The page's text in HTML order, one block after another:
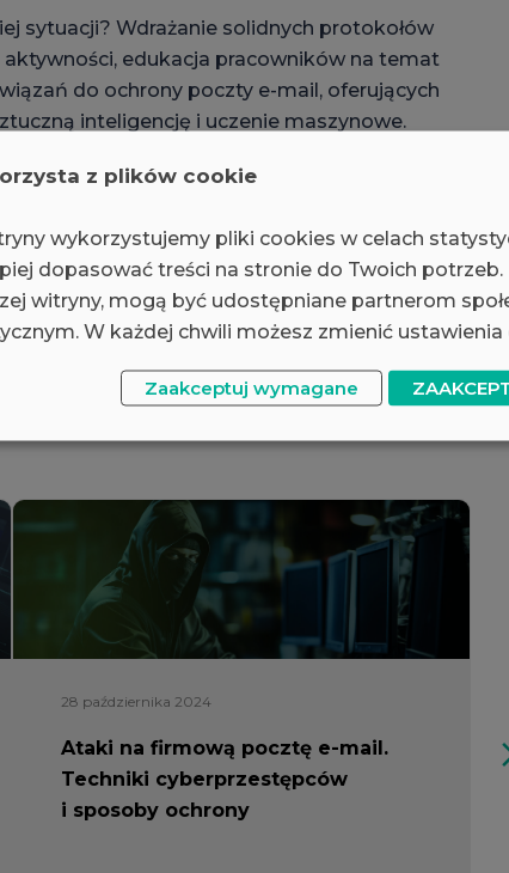
sytuacji? Wdrażanie solidnych protokołów
edukacja pracowników na temat
do ochrony poczty e-mail, oferujących
inteligencję i uczenie maszynowe.
typu ataków do skrzynek odbiorczych
28 października 2024
Ataki na firmową pocztę e-mail.
Techniki cyberprzestępców
i sposoby ochrony
z plików cookie
wykorzystujemy pliki cookies w celach
dopasować treści na stronie do Twoich
witryny, mogą być udostępniane partnerom
W każdej chwili możesz zmienić ustawienia
Zaakceptuj wymagane